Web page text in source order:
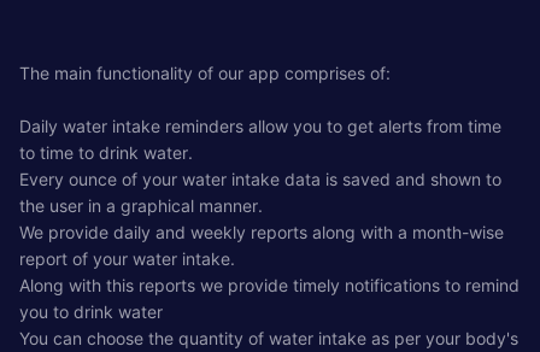
The main functionality of our app comprises of:
Daily water intake reminders allow you to get alerts from time
to time to drink water.
Every ounce of your water intake data is saved and shown to
the user in a graphical manner.
We provide daily and weekly reports along with a month-wise
report of your water intake.
Along with this reports we provide timely notifications to remind
you to drink water
You can choose the quantity of water intake as per your body's